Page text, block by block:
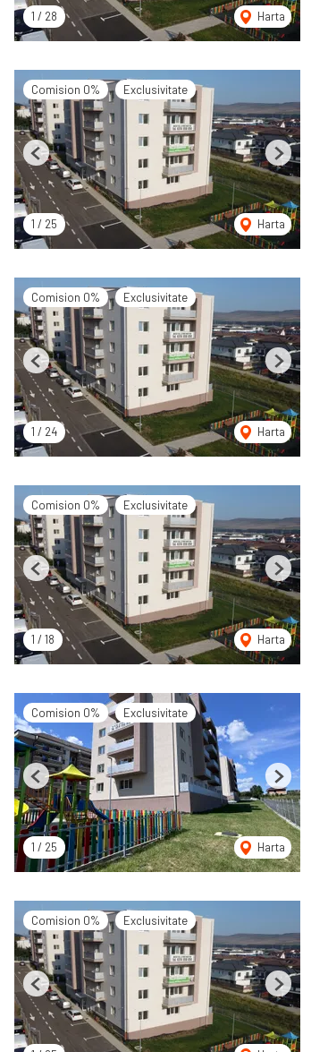
1 / 28 Harta
Comision 0% Exclusivitate
1 / 25 Harta
Previous Next
Comision 0% Exclusivitate
1 / 24 Harta
Previous Next
Comision 0% Exclusivitate
1 / 18 Harta
Previous Next
Comision 0% Exclusivitate
1 / 25 Harta
Previous Next
Comision 0% Exclusivitate
Previous Next